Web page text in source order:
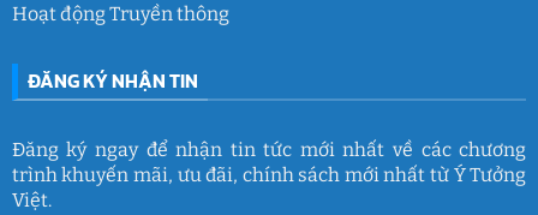
Hoạt động Truyền thông
ĐĂNG KÝ NHẬN TIN
Đăng ký ngay để nhận tin tức mới nhất về các chương
trình khuyến mãi, ưu đãi, chính sách mới nhất từ Ý Tưởng
Việt.